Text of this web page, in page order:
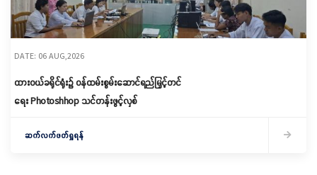
DATE: 06 AUG,2026
ထားဝယ်ခရိုင်ရုံး၌ ဝန်ထမ်းစွမ်းဆောင်ရည်မြှင့်တင်
ရေး Photoshhop သင်တန်းဖွင့်လှစ်
ဆက်လက်ဖတ်ရှုရန်